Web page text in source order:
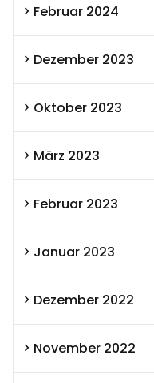
Februar 2024
Dezember 2023
Oktober 2023
März 2023
Februar 2023
Januar 2023
Dezember 2022
November 2022